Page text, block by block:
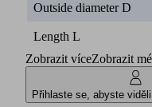
Outside diameter D
Length L
Zobrazit víceZobrazit
Přihlaste se, abyste